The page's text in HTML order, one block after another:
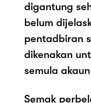
digantung
belum
pentadbiran
dikenakan
semula
Semak